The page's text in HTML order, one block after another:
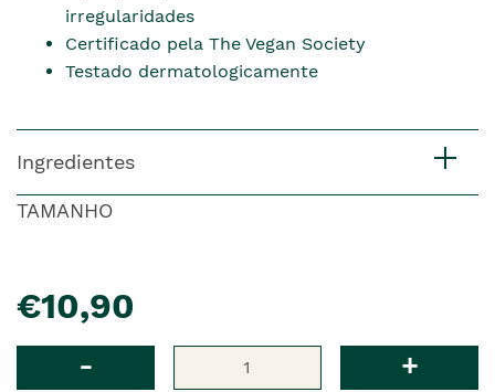
irregularidades
Certificado pela The Vegan Society
Testado dermatologicamente
Ingredientes
TAMANHO
€10,90
- +